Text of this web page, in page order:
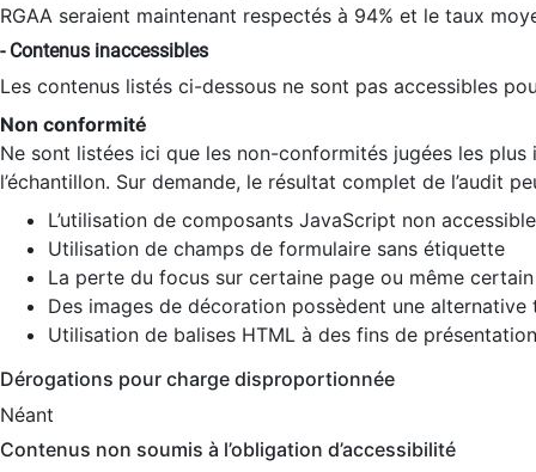
RGAA seraient maintenant respectés à 94% et le taux
- Contenus inaccessibles
Les contenus listés ci-dessous ne sont pas accessibles
Non conformité
Ne sont listées ici que les non-conformités jugées les
l’échantillon. Sur demande, le résultat complet de l’audit
L’utilisation de composants JavaScript non
Utilisation de champs de formulaire sans étiquette
La perte du focus sur certaine page ou même
Des images de décoration possèdent une alternative
Utilisation de balises HTML à des fins de
Dérogations pour charge disproportionnée
Néant
Contenus non soumis à l’obligation d’accessibilité